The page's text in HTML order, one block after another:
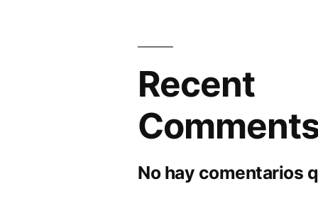
Recent
No hay comentarios